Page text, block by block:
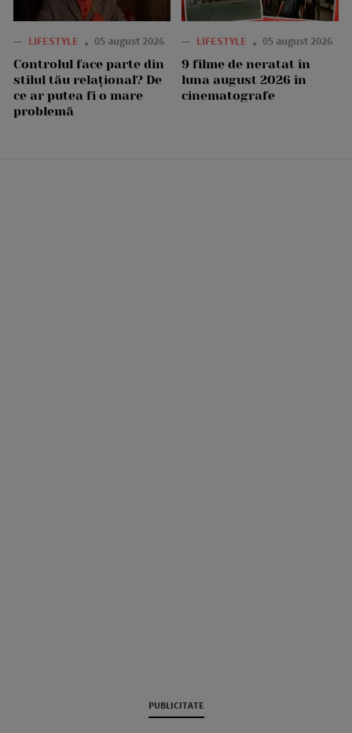
— LIFESTYLE 05 august 2026
Controlul face parte din
stilul tău relațional? De
ce ar putea fi o mare
problemă
— LIFESTYLE 05 august 2026
9 filme de neratat în
luna august 2026 în
cinematografe
PUBLICITATE